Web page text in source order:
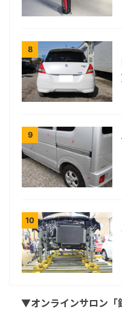
▼オンラインサロン「